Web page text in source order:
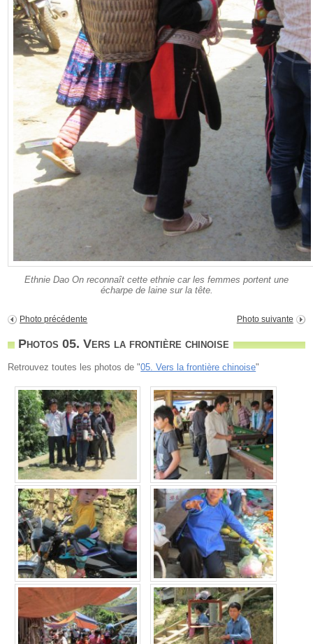
Ethnie Dao On reconnaît cette ethnie car les femmes portent une
écharpe de laine sur la tête.
Photo précédente Photo suivante
Photos 05. Vers la frontière chinoise
Retrouvez toutes les photos de "05. Vers la frontière chinoise"